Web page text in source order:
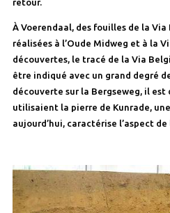
À Voerendaal, des fouilles de la
réalisées à l’Oude Midweg et à la
découvertes, le tracé de la Via
être indiqué avec un grand degré
découverte sur la Bergseweg, il est
utilisaient la pierre de Kunrade,
aujourd’hui, caractérise l’aspect